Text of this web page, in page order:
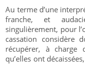
Au terme d’une
franche, et
singulièrement, pour
cassation considère
récupérer, à charge
qu’elles ont